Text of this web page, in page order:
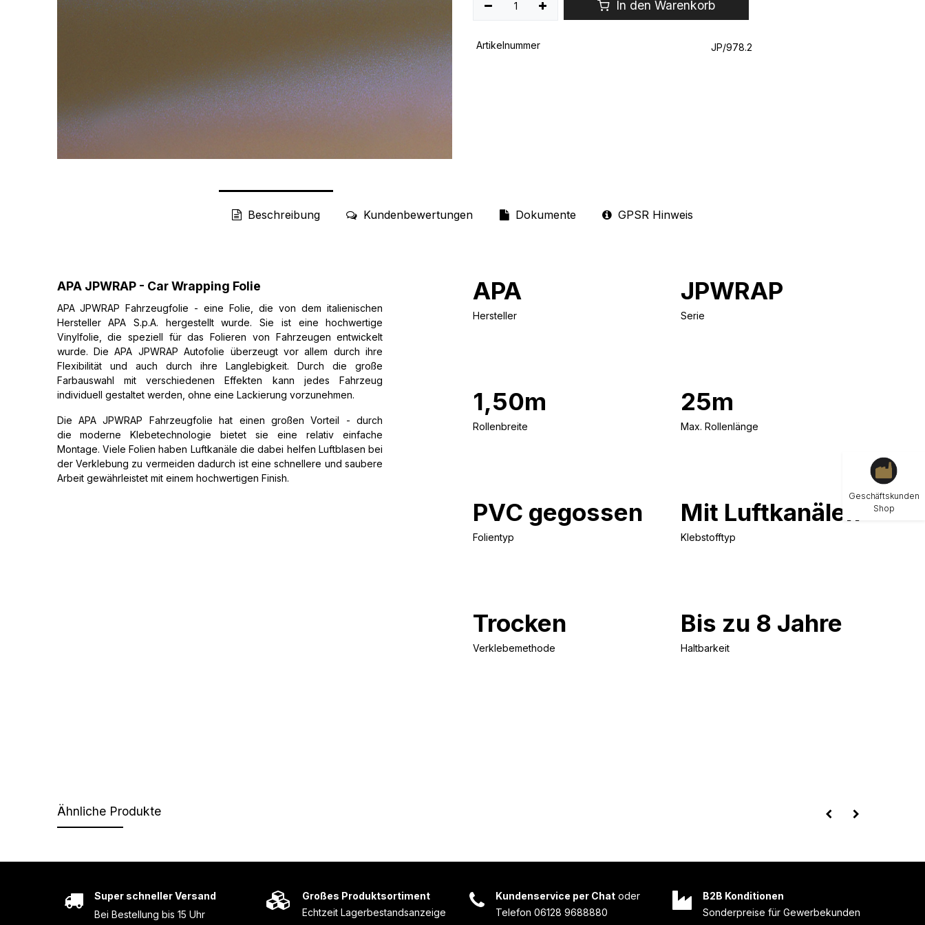
In den Warenkorb
Artikelnummer JP/978.2
Beschreibung Kundenbewertungen Dokumente GPSR Hinweis
APA JPWRAP - Car Wrapping Folie
APA JPWRAP Fahrzeugfolie - eine Folie, die von dem italienischen
Hersteller APA S.p.A. hergestellt wurde. Sie ist eine hochwertige
Vinylfolie, die speziell für das Folieren von Fahrzeugen entwickelt
wurde. Die APA JPWRAP Autofolie überzeugt vor allem durch ihre
Flexibilität und auch durch ihre Langlebigkeit. Durch die große
Farbauswahl mit verschiedenen Effekten kann jedes Fahrzeug
individuell gestaltet werden, ohne eine Lackierung vorzunehmen.
Die APA JPWRAP Fahrzeugfolie hat einen großen Vorteil - durch
die moderne Klebetechnologie bietet sie eine relativ einfache
Montage. Viele Folien haben Luftkanäle die dabei helfen Luftblasen bei
der Verklebung zu vermeiden dadurch ist eine schnellere und saubere
Arbeit gewährleistet mit einem hochwertigen Finish.
APA
Hersteller
JPWRAP
Serie
1,50m
Rollenbreite
25m
Max. Rollenlänge
PVC gegossen
Folientyp
Mit Luftkanälen
Klebstofftyp
Trocken
Verklebemethode
Bis zu 8 Jahre
Haltbarkeit
Ähnliche Produkte
Großes Produktsortiment
Echtzeit Lagerbestandsanzeige
Kundenservice per Chat oder
Telefon 06128 9688880
Super schneller Versand
Bei Bestellung bis 15 Uhr
B2B Konditionen
Sonderpreise für Gewerbekunden
Geschäftskunden
Shop